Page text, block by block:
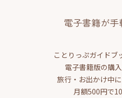
電子書籍が手
ことりっぷガイドブ
電子書籍版の購入
旅行・お出かけ中
月額500円で